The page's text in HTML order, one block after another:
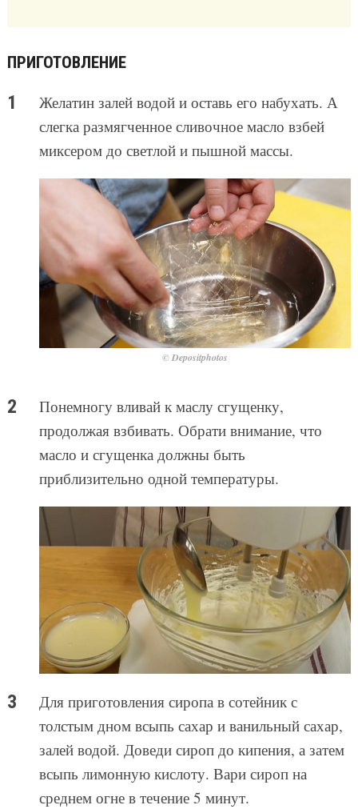
ПРИГОТОВЛЕНИЕ
Желатин залей водой и оставь его набухать. А
слегка размягченное сливочное масло взбей
миксером до светлой и пышной массы.
© Depositphotos
Понемногу вливай к маслу сгущенку,
продолжая взбивать. Обрати внимание, что
масло и сгущенка должны быть
приблизительно одной температуры.
Для приготовления сиропа в сотейник с
толстым дном всыпь сахар и ванильный сахар,
залей водой. Доведи сироп до кипения, а затем
всыпь лимонную кислоту. Вари сироп на
среднем огне в течение 5 минут.